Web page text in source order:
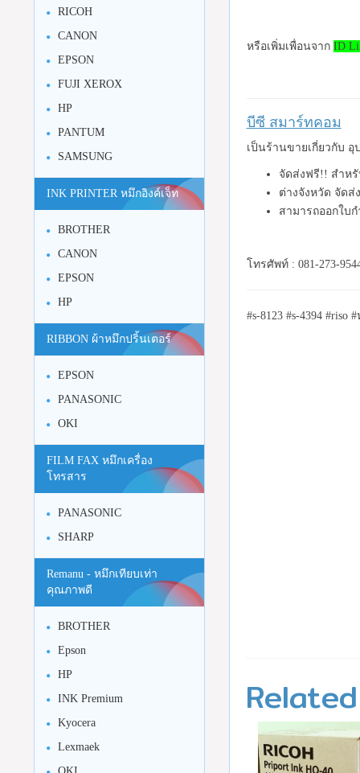
หรือเพิ่มเพื่อนจาก ID
บีซี สมาร์ทคอม
เป็นร้านขายเกี่ยวกับ
จัดส่งฟรี!! สำห
ต่างจังหวัด จัดส่
สามารถออกใบ
โทรศัพท์ : 081-273-
#s-8123 #s-4394 #riso
RICOH
CANON
EPSON
FUJI XEROX
HP
PANTUM
SAMSUNG
INK PRINTER หมึกอิงค์เจ็ท
BROTHER
CANON
EPSON
HP
RIBBON ผ้าหมึกปริ้นเตอร์
EPSON
PANASONIC
OKI
FILM FAX หมึกเครื่อง
โทรสาร
PANASONIC
SHARP
Remanu - หมึกเทียบเท่า
คุณภาพดี
BROTHER
Epson
HP
INK Premium
Kyocera
Lexmaek